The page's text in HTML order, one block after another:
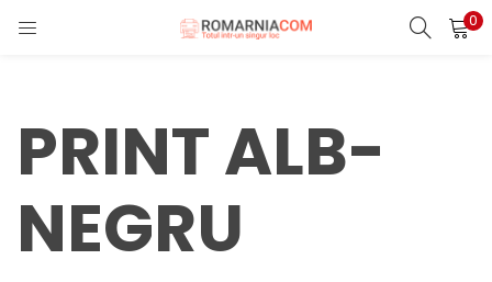
0
LOGIN REGISTER
PRINT ALB-
NEGRU